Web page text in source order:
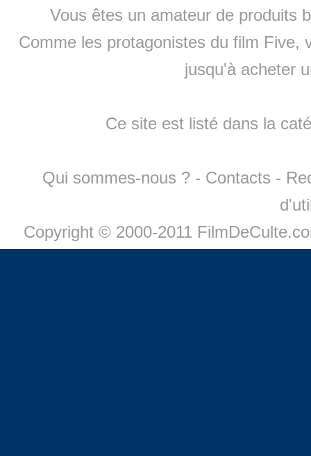
Vous êtes un amateur de produits
Comme les protagonistes du film Five,
jusqu'à acheter
Ce site est listé dans la
Qui sommes-nous ? - Contacts -
Copyright © 2000-2011